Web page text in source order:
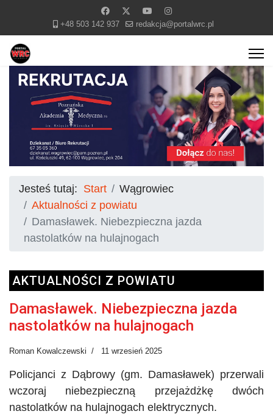
+48 503 142 937 redakcja@portalwrc.pl
Jesteś tutaj: Start
Wągrowiec
Aktualności z powiatu
Damasławek. Niebezpieczna jazda
nastolatków na hulajnogach
AKTUALNOŚCI Z POWIATU
Damasławek. Niebezpieczna jazda
nastolatków na hulajnogach
Roman Kowalczewski 11 wrzesień 2025
Policjanci z Dąbrowy (gm. Damasławek) przerwali
wczoraj niebezpieczną przejażdżkę dwóch
nastolatków na hulajnogach elektrycznych.